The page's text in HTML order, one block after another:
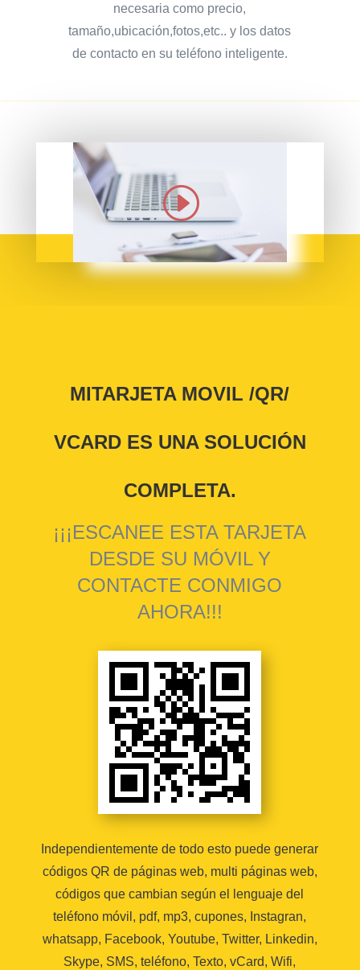
necesaria como precio,
tamaño,ubicación,fotos,etc.. y los datos
de contacto en su teléfono inteligente.
MITARJETA MOVIL /QR/
VCARD ES UNA SOLUCIÓN
COMPLETA.
¡¡¡ESCANEE ESTA TARJETA
DESDE SU MÓVIL Y
CONTACTE CONMIGO
AHORA!!!
Independientemente de todo esto puede generar
códigos QR de páginas web, multi páginas web,
códigos que cambian según el lenguaje del
teléfono móvil, pdf, mp3, cupones, Instagran,
whatsapp, Facebook, Youtube, Twitter, Linkedin,
Skype, SMS, teléfono, Texto, vCard, Wifi,